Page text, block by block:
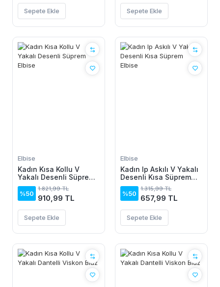
Sepete Ekle Sepete Ekle
Elbise
Kadın Kısa Kollu V
Yakalı Desenli Süprem
Elbise
%50
1.821,99 TL
910,99 TL
Sepete Ekle
Elbise
Kadın Ip Askılı V Yakalı
Desenli Kısa Süprem
Elbise
%50
1.315,99 TL
657,99 TL
Sepete Ekle